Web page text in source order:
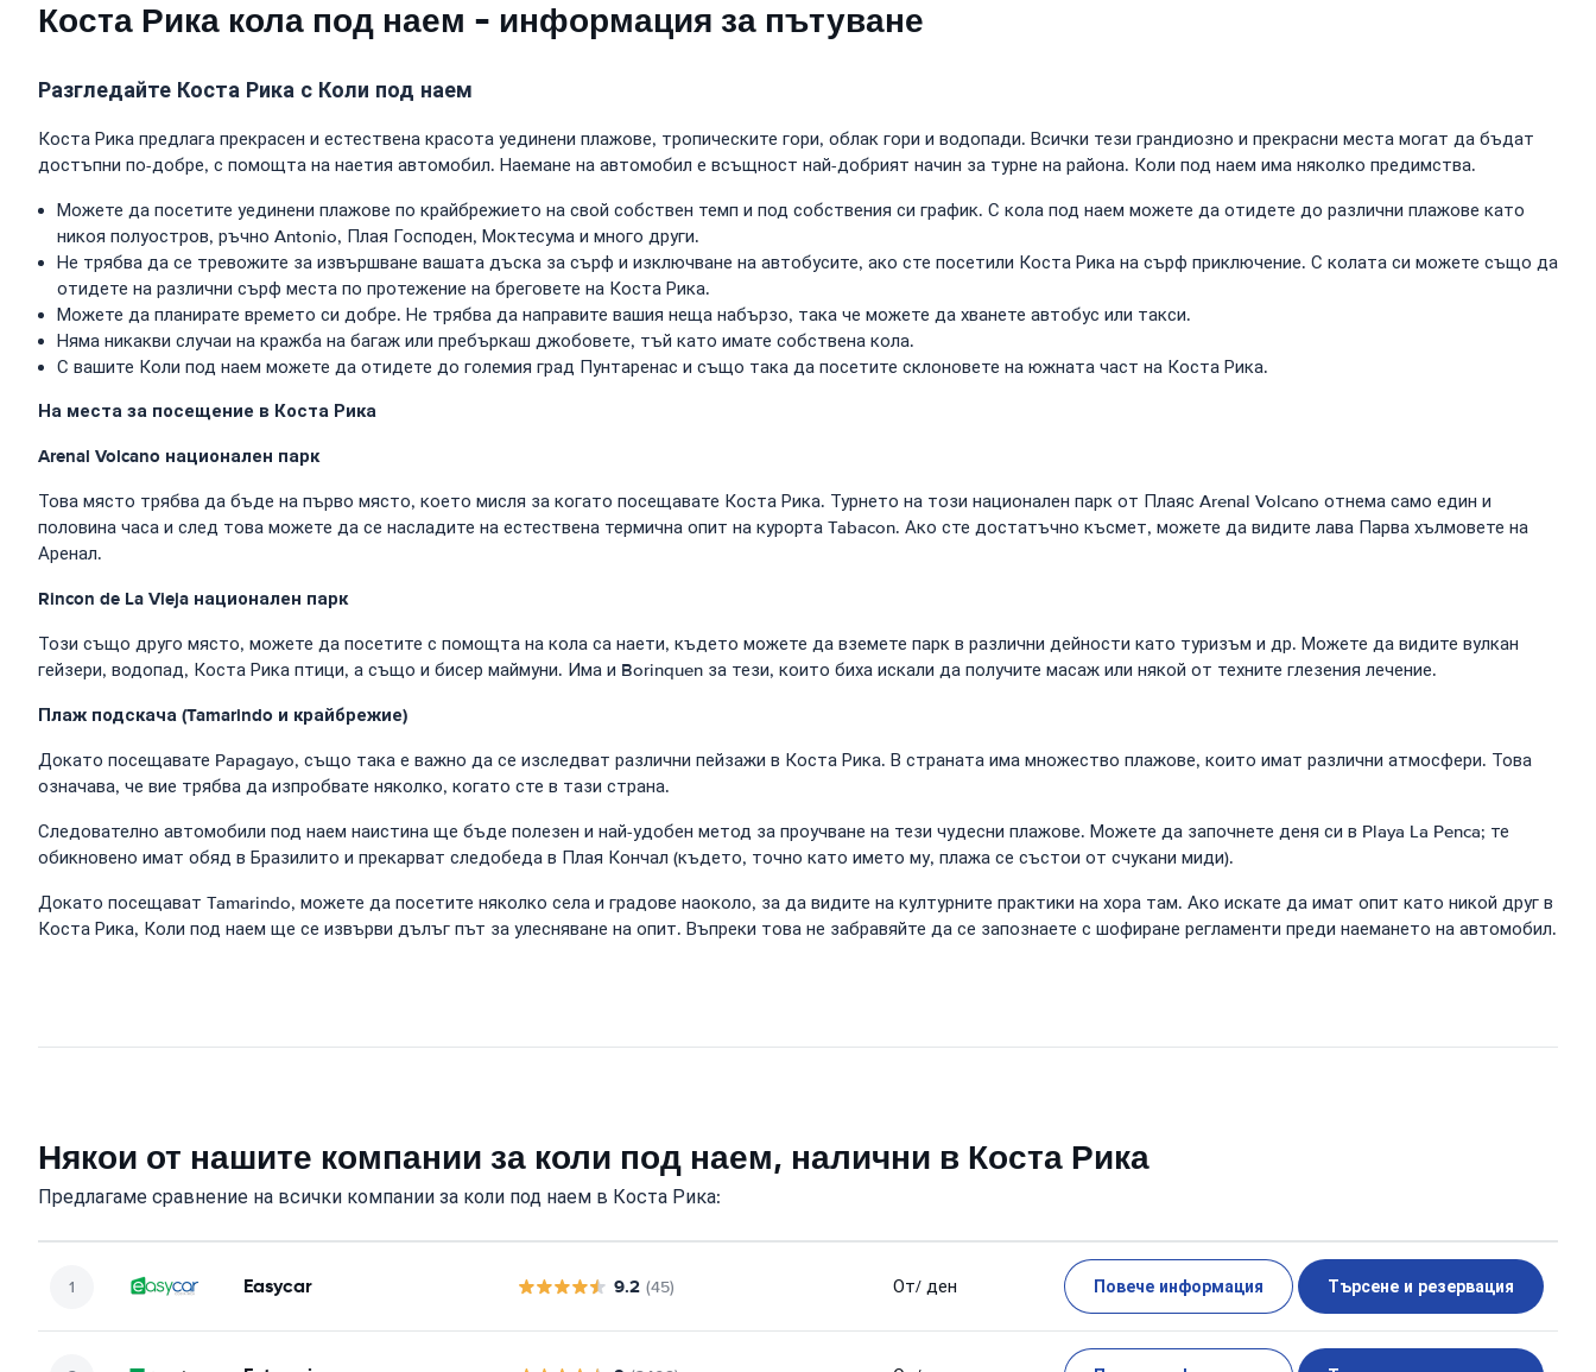
Коста Рика кола под наем - информация за пътуване
Разгледайте Коста Рика с Коли под наем
Коста Рика предлага прекрасен и естествена красота уединени плажове, тропическите гори, облак гори и водопади. Всички тези грандиозно и прекрасни места могат да бъдат
достъпни по-добре, с помощта на наетия автомобил. Наемане на автомобил е всъщност най-добрият начин за турне на района. Коли под наем има няколко предимства.
Можете да посетите уединени плажове по крайбрежието на свой собствен темп и под собствения си график. С кола под наем можете да отидете до различни плажове като
никоя полуостров, ръчно Antonio, Плая Господен, Моктесума и много други.
Не трябва да се тревожите за извършване вашата дъска за сърф и изключване на автобусите, ако сте посетили Коста Рика на сърф приключение. С колата си можете също да
отидете на различни сърф места по протежение на бреговете на Коста Рика.
Можете да планирате времето си добре. Не трябва да направите вашия неща набързо, така че можете да хванете автобус или такси.
Няма никакви случаи на кражба на багаж или пребъркаш джобовете, тъй като имате собствена кола.
С вашите Коли под наем можете да отидете до големия град Пунтаренас и също така да посетите склоновете на южната част на Коста Рика.
На места за посещение в Коста Рика
Arenal Volcano национален парк
Това място трябва да бъде на първо място, което мисля за когато посещавате Коста Рика. Турнето на този национален парк от Плаяс Arenal Volcano отнема само един и
половина часа и след това можете да се насладите на естествена термична опит на курорта Tabacon. Ако сте достатъчно късмет, можете да видите лава Парва хълмовете на
Аренал.
Rincon de La Vieja национален парк
Този също друго място, можете да посетите с помощта на кола са наети, където можете да вземете парк в различни дейности като туризъм и др. Можете да видите вулкан
гейзери, водопад, Коста Рика птици, а също и бисер маймуни. Има и Borinquen за тези, които биха искали да получите масаж или някой от техните глезения лечение.
Плаж подскача (Tamarindo и крайбрежие)
Докато посещавате Papagayo, също така е важно да се изследват различни пейзажи в Коста Рика. В страната има множество плажове, които имат различни атмосфери. Това
означава, че вие трябва да изпробвате няколко, когато сте в тази страна.
Следователно автомобили под наем наистина ще бъде полезен и най-удобен метод за проучване на тези чудесни плажове. Можете да започнете деня си в Playa La Penca; те
обикновено имат обяд в Бразилито и прекарват следобеда в Плая Кончал (където, точно като името му, плажа се състои от счукани миди).
Докато посещават Tamarindo, можете да посетите няколко села и градове наоколо, за да видите на културните практики на хора там. Ако искате да имат опит като никой друг в
Коста Рика, Коли под наем ще се извърви дълъг път за улесняване на опит. Въпреки това не забравяйте да се запознаете с шофиране регламенти преди наемането на автомобил.
Някои от нашите компании за коли под наем, налични в Коста Рика
Предлагаме сравнение на всички компании за коли под наем в Коста Рика:
Easycar 9.2 (45) От/ ден Повече информация Търсене и резервация